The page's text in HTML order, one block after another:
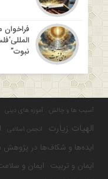
نبوت”
آسیب ها و چالش آموزه های دینی
الهیات زیارت انجمن اسلامی
ایده‌ها و شکاف‌ها در پژوهش
ایمان و تربیت ایمان و